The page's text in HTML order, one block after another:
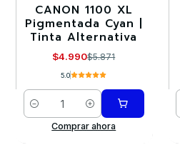
-15%
CANON 1100 XL
Pigmentada Cyan |
Tinta Alternativa
$4.990$5.871
5.0
Cantidad
Comprar ahora